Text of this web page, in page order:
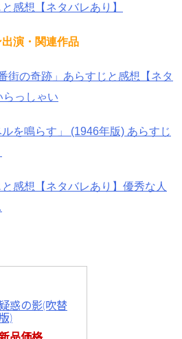
感想【ネタバレあり】
演・関連作品
街の奇跡」あらすじと感想【ネタ
っしゃい
を鳴らす」 (1946年版) あらすじ
感想【ネタバレあり】優秀な人
惑の影(吹替
版)